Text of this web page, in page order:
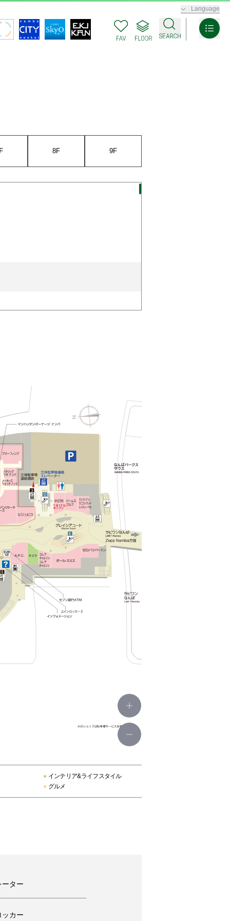
Language
8F 9F
● インテリア&ライフスタイル
● グルメ
ーター
ッカー